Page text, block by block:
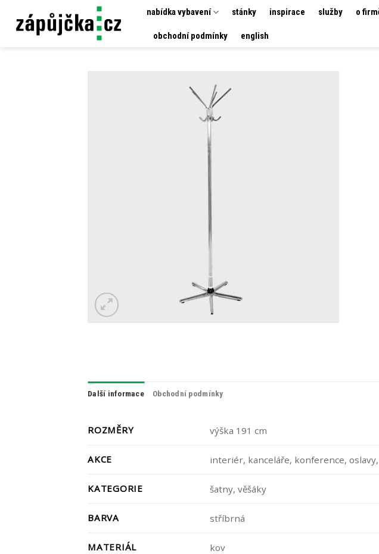
nabídka vybavení stánky inspirace služby o
obchodní podmínky english
Další informace Obchodní podmínky
ROZMĚRY výška 191 cm
AKCE interiér, kanceláře, konference,
KATEGORIE šatny, věšáky
BARVA stříbrná
MATERIÁL kov